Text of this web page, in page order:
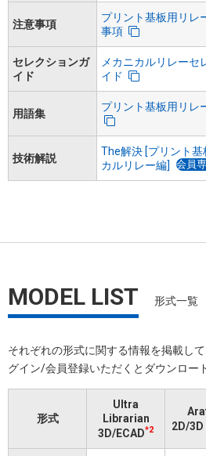
注意事項
プリント基板用リレ
事項
セレクションガ
イド
メカニカルリレーセ
イド
用語集
プリント基板用リレ
技術解説
The解決 [プリント基
カルリレー編]
会員
MODEL LIST 形式一覧
それぞれの形式に関する情報を掲載し
グイン/会員登録いただくと​ダウンロー
形式
Ultra
Librarian
3D/ECAD*2
2D/3D